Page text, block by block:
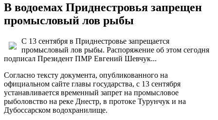
В водоемах Приднестровья запрещен
промысловый лов рыбы
С 13 сентября в Приднестровье запрещается
промысловый лов рыбы. Распоряжение об этом сегодня
подписал Президент ПМР Евгений Шевчук...
Согласно тексту документа, опубликованного на
официальном сайте главы государства, с 13 сентября
устанавливается временный запрет на промысловое
рыболовство на реке Днестр, в протоке Турунчук и на
Дубоссарском водохранилище.